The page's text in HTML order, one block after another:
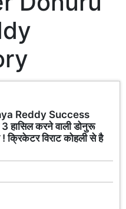
Reddy Success
हासिल करने वाली डोनुरू
क्रिकेटर विराट कोहली से है